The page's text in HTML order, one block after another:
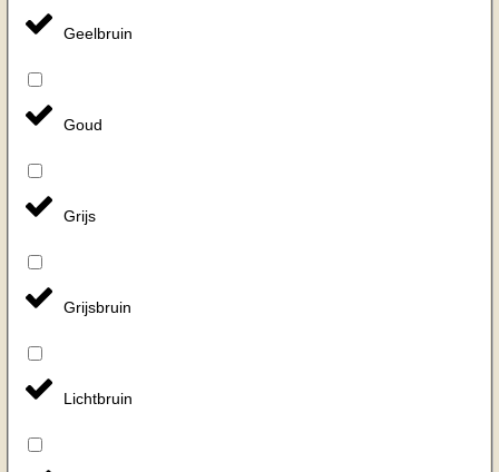
Geelbruin
Goud
Grijs
Grijsbruin
Lichtbruin